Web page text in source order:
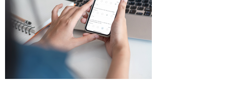
Anmeldebildschirm